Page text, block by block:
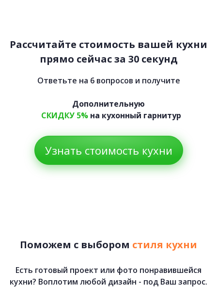
42 800 руб.
Рассчитайте стоимость вашей кухни
прямо сейчас за 30 секунд
Ответьте на 6 вопросов и получите
Дополнительную
СКИДКУ 5%на кухонный гарнитур
Узнать стоимость кухни
Поможем с выбором стиля кухни
Есть готовый проект или фото понравившейся
кухни? Воплотим любой дизайн - под Ваш запрос.